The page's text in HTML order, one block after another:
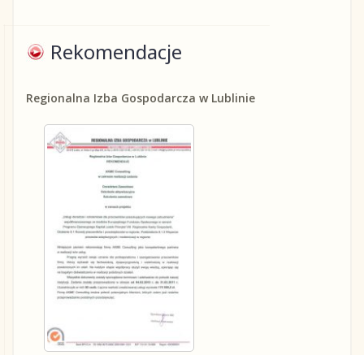
Rekomendacje
Regionalna Izba Gospodarcza w Lublinie